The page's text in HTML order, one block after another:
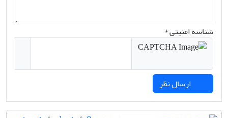
شناسه امنیتی *